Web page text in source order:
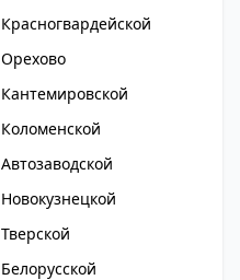
Красногвардейской
Орехово
Кантемировской
Коломенской
Автозаводской
Новокузнецкой
Тверской
Белорусской